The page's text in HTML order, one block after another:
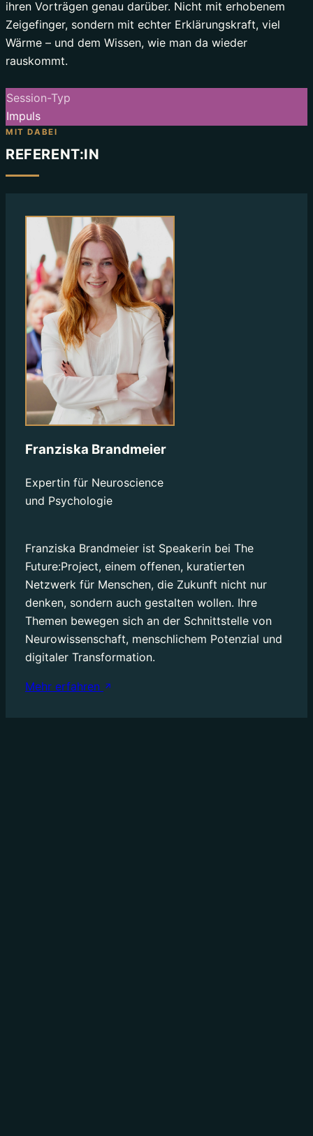
ihren Vorträgen genau darüber. Nicht mit erhobenem
Zeigefinger, sondern mit echter Erklärungskraft, viel
Wärme – und dem Wissen, wie man da wieder
rauskommt.
Session-Typ
Impuls
MIT DABEI
REFERENT:IN
Franziska Brandmeier
Expertin für Neuroscience
und Psychologie
Franziska Brandmeier ist Speakerin bei The
Future:Project, einem offenen, kuratierten
Netzwerk für Menschen, die Zukunft nicht nur
denken, sondern auch gestalten wollen. Ihre
Themen bewegen sich an der Schnittstelle von
Neurowissenschaft, menschlichem Potenzial und
Mehr erfahren